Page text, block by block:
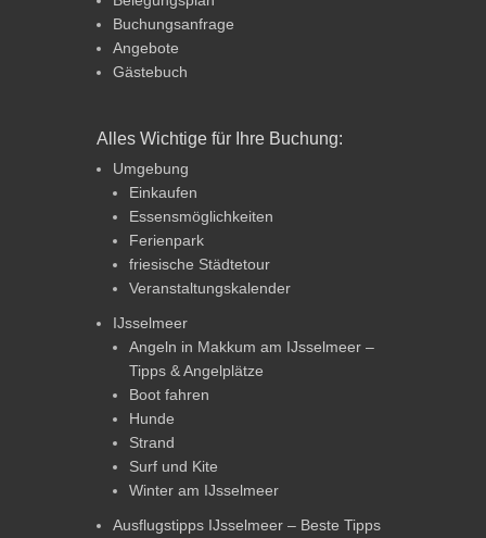
Buchungsanfrage
Angebote
Gästebuch
Alles Wichtige für Ihre Buchung:
Umgebung
Einkaufen
Essensmöglichkeiten
Ferienpark
friesische Städtetour
Veranstaltungskalender
IJsselmeer
Angeln in Makkum am IJsselmeer –
Tipps & Angelplätze
Boot fahren
Hunde
Strand
Surf und Kite
Winter am IJsselmeer
Ausflugstipps IJsselmeer – Beste Tipps